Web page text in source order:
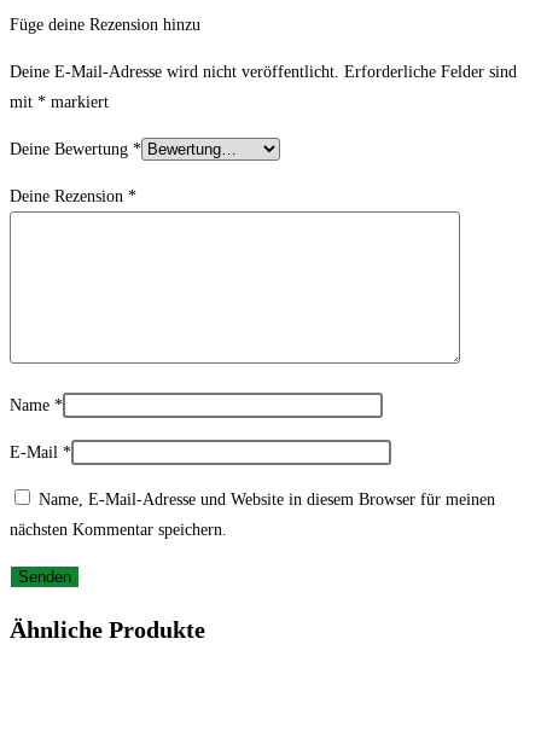
Füge deine Rezension hinzu
Deine E-Mail-Adresse wird nicht veröffentlicht. Erforderliche Felder sind
mit * markiert
Deine Bewertung *
Deine Rezension *
Name *
E-Mail *
Name, E-Mail-Adresse und Website in diesem Browser für meinen
nächsten Kommentar speichern.
Ähnliche Produkte